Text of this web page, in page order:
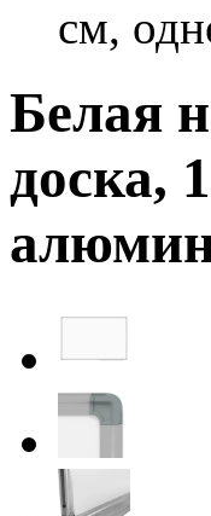
см,
Белая
доска,